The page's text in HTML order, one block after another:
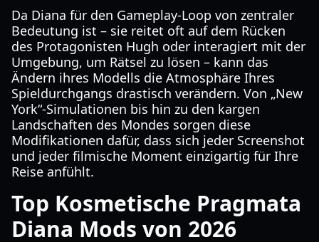
Da Diana für den Gameplay-Loop von zentraler
Bedeutung ist – sie reitet oft auf dem Rücken
des Protagonisten Hugh oder interagiert mit der
Umgebung, um Rätsel zu lösen – kann das
Ändern ihres Modells die Atmosphäre Ihres
Spieldurchgangs drastisch verändern. Von „New
York“-Simulationen bis hin zu den kargen
Landschaften des Mondes sorgen diese
Modifikationen dafür, dass sich jeder Screenshot
und jeder filmische Moment einzigartig für Ihre
Reise anfühlt.
Top Kosmetische Pragmata
Diana Mods von 2026